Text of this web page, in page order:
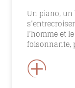
Un piano,
l’homme et
foisonnante,
+